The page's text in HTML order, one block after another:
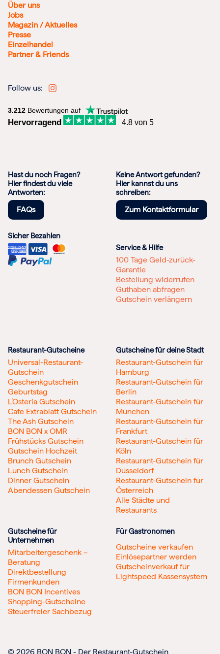
Über uns
Jobs
Magazin / Aktuelles
Presse
Einzelhandel
Partner & Friends
Follow us:
3.212 Bewertungen auf
Hervorragend 4.8 von 5
Hast du noch Fragen?
Hier findest du viele
Antworten:
FAQs
Keine Antwort gefunden?
Hier kannst du uns
schreiben:
Zum Kontaktformular
Sicher Bezahlen
Service & Hilfe
100 Tage Geld-zurück-
Garantie
Bestellung widerrufen
Guthaben abfragen
Gutschein verlängern
Restaurant-Gutscheine
Universal-Restaurant-
Gutschein
Geschenkgutschein
Geburtstag
L’Osteria Gutschein
Cafe Extrablatt Gutschein
The Ash Gutschein
BON BON x OMR
Frühstücks Gutschein
Gutschein Hochzeit
Brunch Gutschein
Lunch Gutschein
Dinner Gutschein
Abendessen Gutschein
Gutscheine für deine Stadt
Restaurant-Gutschein für
Hamburg
Restaurant-Gutschein für
Berlin
Restaurant-Gutschein für
München
Restaurant-Gutschein für
Frankfurt
Restaurant-Gutschein für
Köln
Restaurant-Gutschein für
Düsseldorf
Restaurant-Gutschein für
Österreich
Alle Städte und
Restaurants
Gutscheine für
Unternehmen
Mitarbeitergeschenk –
Beratung
Direktbestellung
Firmenkunden
BON BON Incentives
Shopping-Gutscheine
Steuerfreier Sachbezug
Für Gastronomen
Gutscheine verkaufen
Einlösepartner werden
Gutscheinverkauf für
Lightspeed Kassensystem
© 2026 BON BON - Der Restaurant-Gutschein